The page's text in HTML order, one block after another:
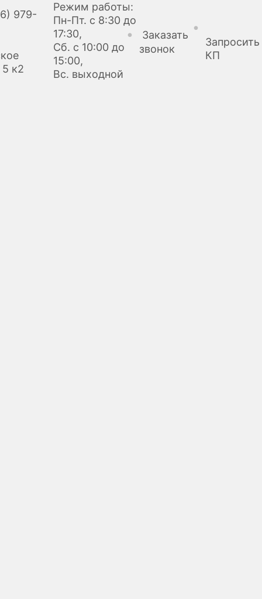
979-
к2
Режим работы:
Пн-Пт. с 8:30 до
17:30,
Сб. с 10:00 до
15:00,
Вс. выходной
Заказать
звонок
Запросить
КП